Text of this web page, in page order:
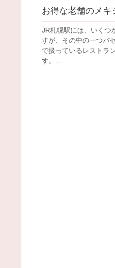
お得な老舗のメキ
JR札幌駅には、いくつ
すが、その中の一つパ
で扱っているレストラ
す。...